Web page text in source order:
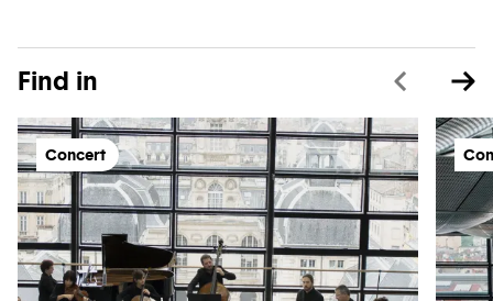
Find in
Concert